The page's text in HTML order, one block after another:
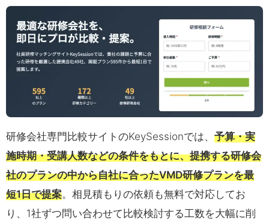
研修会社専門比較サイトのKeySessionでは、 予算・実
施時期・受講人数などの条件をもとに、提携する研修会
社のプランの中から自社に合ったVMD研修プランを最
短1日で提案。相見積もりの依頼も無料で対応してお
り、1社ずつ問い合わせて比較検討する工数を大幅に削